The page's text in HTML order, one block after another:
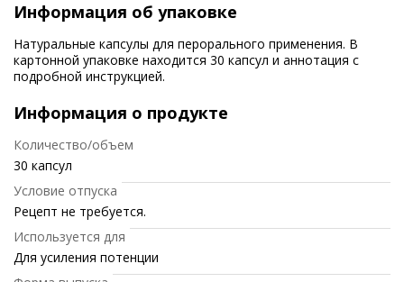
Информация об упаковке
Натуральные капсулы для перорального применения. В
картонной упаковке находится 30 капсул и аннотация с
подробной инструкцией.
Информация о продукте
Количество/объем
30 капсул
Условие отпуска
Рецепт не требуется.
Используется для
Для усиления потенции